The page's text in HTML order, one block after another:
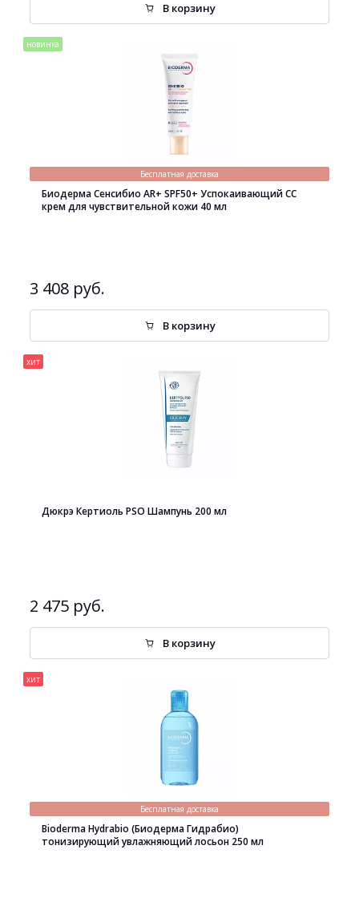
В корзину
новинка
Бесплатная доставка
Биодерма Сенсибио AR+ SPF50+ Успокаивающий СС
крем для чувствительной кожи 40 мл
3 408 руб.
В корзину
хит
Дюкрэ Кертиоль PSO Шампунь 200 мл
2 475 руб.
В корзину
хит
Бесплатная доставка
Bioderma Hydrabio (Биодерма Гидрабио)
тонизирующий увлажняющий лосьон 250 мл